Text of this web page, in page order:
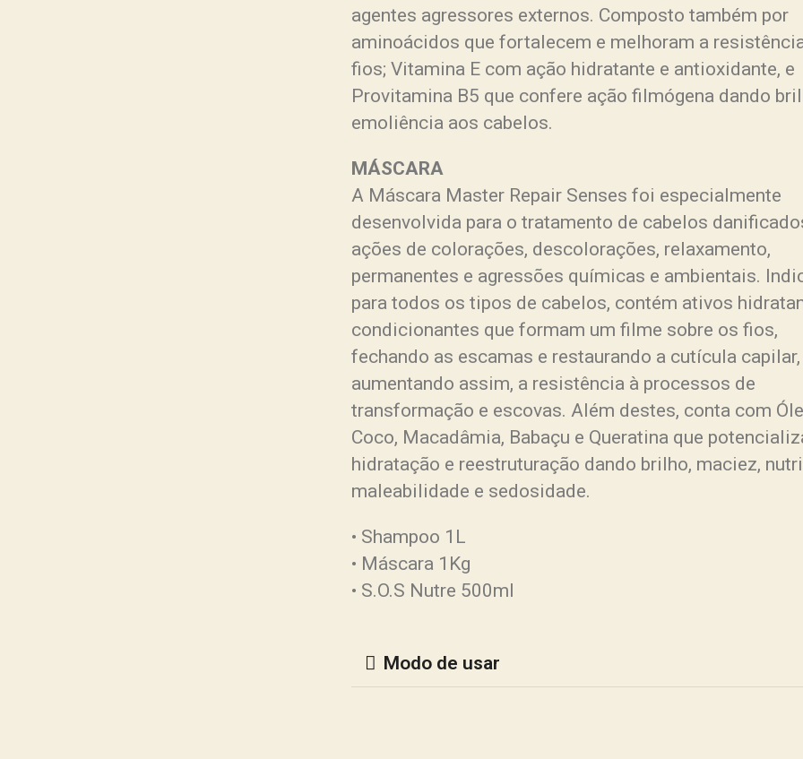
agentes agressores externos. Composto também por
aminoácidos que fortalecem e melhoram a
fios; Vitamina E com ação hidratante e antioxidante, e
Provitamina B5 que confere ação filmógena dando
emoliência aos cabelos.
MÁSCARA
A Máscara Master Repair Senses foi especialmente
desenvolvida para o tratamento de cabelos
ações de colorações, descolorações, relaxamento,
permanentes e agressões químicas e ambientais.
para todos os tipos de cabelos, contém ativos
condicionantes que formam um filme sobre os fios,
fechando as escamas e restaurando a cutícula capilar,
aumentando assim, a resistência à processos de
transformação e escovas. Além destes, conta com
Coco, Macadâmia, Babaçu e Queratina que
hidratação e reestruturação dando brilho, maciez,
maleabilidade e sedosidade.
• Shampoo 1L
• Máscara 1Kg
• S.O.S Nutre 500ml
Modo de usar